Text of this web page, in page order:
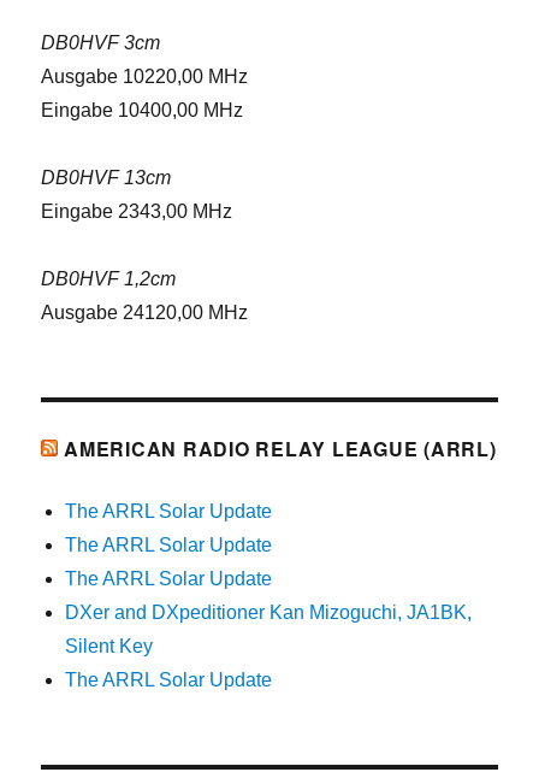
DB0HVF 3cm
Ausgabe 10220,00 MHz
Eingabe 10400,00 MHz
DB0HVF 13cm
Eingabe 2343,00 MHz
DB0HVF 1,2cm
Ausgabe 24120,00 MHz
AMERICAN RADIO RELAY LEAGUE (ARRL)
The ARRL Solar Update
The ARRL Solar Update
The ARRL Solar Update
DXer and DXpeditioner Kan Mizoguchi, JA1BK,
Silent Key
The ARRL Solar Update